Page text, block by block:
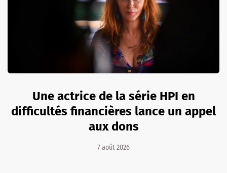
Une actrice de la série HPI en
difficultés financières lance un appel
aux dons
7 août 2026